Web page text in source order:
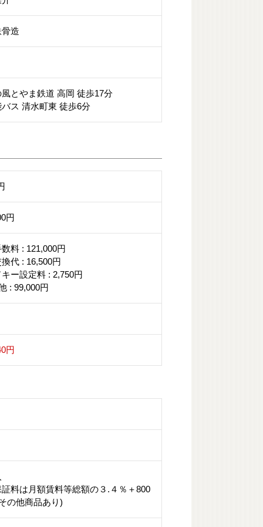
造
とやま鉄道 高岡 徒歩17分
ス 清水町東 徒歩6分
円
料 : 121,000円
代 : 16,500円
ー設定料 : 2,750円
: 99,000円
円
料は月額賃料等総額の３.４％＋800
の他商品あり)